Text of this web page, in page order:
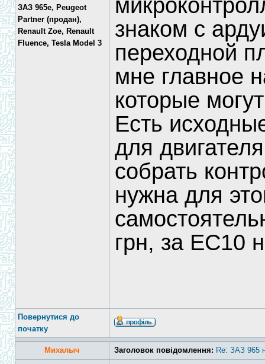
ЗАЗ 965e, Peugeot
Partner (продан),
Renault Zoe, Renault
Fluence, Tesla Model 3
знаком с
переходной
мне главное
которые
Есть
для
собрать
нужна для
грн, за ЕС10
Повернутися до
початку
Михалыч Заголовок повідомлення: Re: ЗАЗ 965